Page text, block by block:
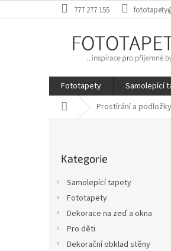
na
777 277 155
Fototapety Samolepící
Domů Prostírání a podložky
kategorie
Kategorie
Samolepící tapety
Fototapety
Dekorace na zeď a okna
Pro děti
Dekorační obklad stěny